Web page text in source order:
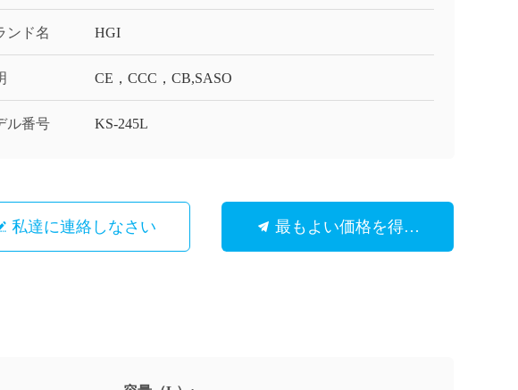
ンド名 HGI
CE，CCC，CB,SASO
ル番号 KS-245L
私達に連絡しなさい 最もよい価格を得なさい